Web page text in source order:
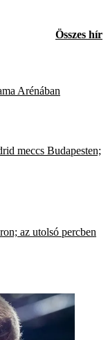
Összes hír
Arénában
meccs Budapesten;
az utolsó percben